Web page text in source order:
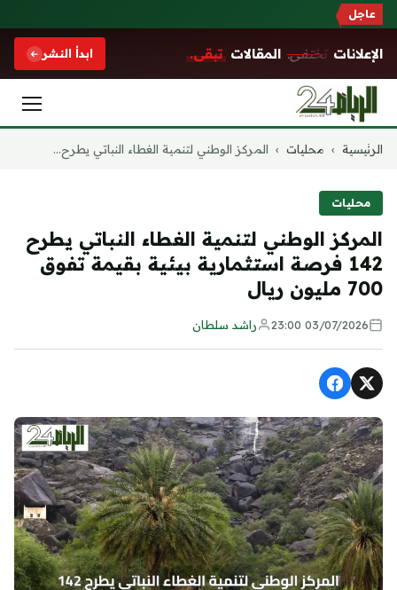
عاجل
الإعلانات تختفي. المقالات تبقى. ابدأ النشر
التجاوز
الرئيسية › محليات › المركز الوطني لتنمية الغطاء النباتي يطرح...
محليات
المركز الوطني لتنمية الغطاء النباتي يطرح
142 فرصة استثمارية بيئية بقيمة تفوق
700 مليون ريال
03/07/2026 23:00 راشد سلطان